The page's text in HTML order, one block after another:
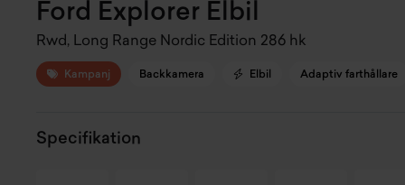
Ford Explorer Elbil
Rwd, Long Range Nordic Edition 286 hk
Kampanj Backkamera Elbil Adaptiv farthållare
Specifikation